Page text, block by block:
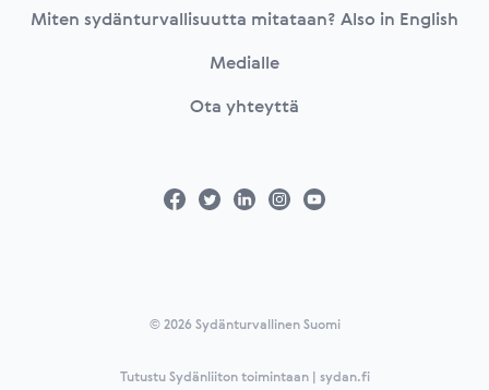
Miten sydänturvallisuutta mitataan? Also in English
Medialle
Ota yhteyttä
© 2026 Sydänturvallinen Suomi
Tutustu Sydänliiton toimintaan | sydan.fi